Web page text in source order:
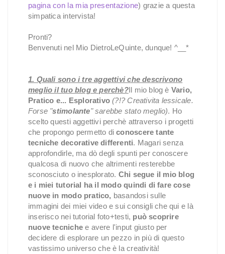
pagina con la mia presentazione) grazie a questa
simpatica intervista!
Pronti?
Benvenuti nel Mio DietroLeQuinte, dunque! ^__*
1. Quali sono i tre aggettivi che descrivono
meglio il tuo blog e perchè?Il mio blog è Vario,
Pratico e... Esplorativo (?!? Creativita lessicale.
Forse "stimolante" sarebbe stato meglio). Ho
scelto questi aggettivi perchè attraverso i progetti
che propongo permetto diconoscere tante
tecniche decorative differenti. Magari senza
approfondirle, ma dò degli spunti per conoscere
qualcosa di nuovo che altrimenti resterebbe
sconosciuto o inesplorato. Chi segue il mio blog
e i miei tutorial ha il modo quindi di fare cose
nuove in modo pratico, basandosi sulle
immagini dei miei video e sui consigli che qui e là
inserisco nei tutorial foto+testi, può scoprire
nuove tecnichee avere l'input giusto per
decidere di esplorare un pezzo in più di questo
vastissimo universo che è la creatività!